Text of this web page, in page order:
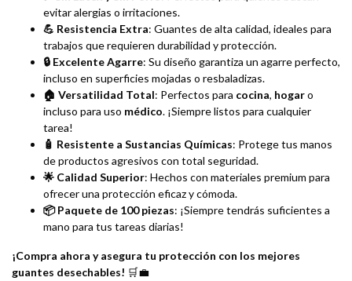
evitar alergias o irritaciones.
💪 Resistencia Extra: Guantes de alta calidad, ideales para
trabajos que requieren durabilidad y protección.
🔒 Excelente Agarre: Su diseño garantiza un agarre perfecto,
incluso en superficies mojadas o resbaladizas.
🏠 Versatilidad Total: Perfectos para cocina, hogaro
incluso para uso médico. ¡Siempre listos para cualquier
tarea!
🧴 Resistente a Sustancias Químicas: Protege tus manos
de productos agresivos con total seguridad.
🌟 Calidad Superior: Hechos con materiales premium para
ofrecer una protección eficaz y cómoda.
📦 Paquete de 100 piezas: ¡Siempre tendrás suficientes a
mano para tus tareas diarias!
¡Compra ahora y asegura tu protección con los mejores
guantes desechables! 🛒💼